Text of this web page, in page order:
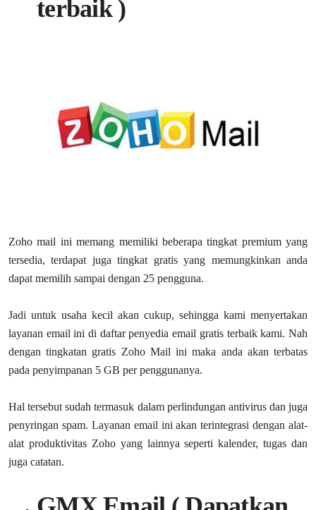
terbaik )
Zoho mail ini memang memiliki beberapa tingkat premium yang
tersedia, terdapat juga tingkat gratis yang memungkinkan anda
dapat memilih sampai dengan 25 pengguna.
Jadi untuk usaha kecil akan cukup, sehingga kami menyertakan
layanan email ini di daftar penyedia email gratis terbaik kami. Nah
dengan tingkatan gratis Zoho Mail ini maka anda akan terbatas
pada penyimpanan 5 GB per penggunanya.
Hal tersebut sudah termasuk dalam perlindungan antivirus dan juga
penyringan spam. Layanan email ini akan terintegrasi dengan alat-
alat produktivitas Zoho yang lainnya seperti kalender, tugas dan
juga catatan.